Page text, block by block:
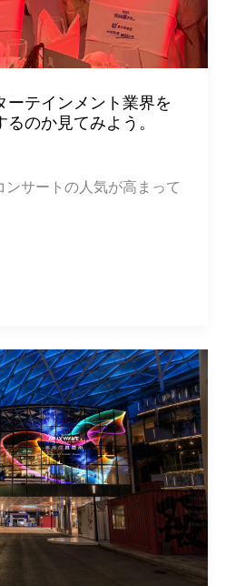
ーテインメント業界を
のか見てみよう。
サートの人気が高まって